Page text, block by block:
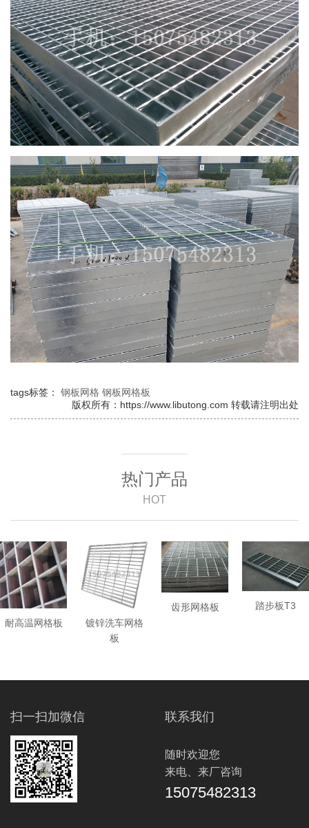
tags标签： 钢板网格 钢板网格板
版权所有：https://www.libutong.com 转载请注明出处
热门产品
HOT
耐高温网格板
镀锌洗车网格
板
齿形网格板 踏步板T3
扫一扫加微信 联系我们
随时欢迎您
来电、来厂咨询
15075482313